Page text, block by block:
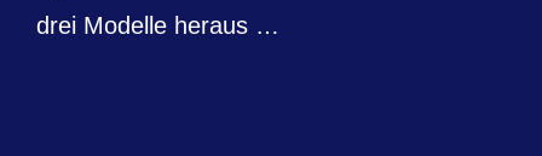
drei Modelle heraus …